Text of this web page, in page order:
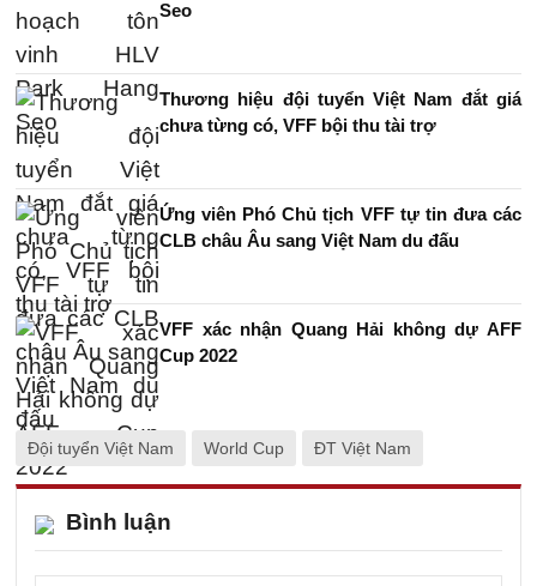
Seo
Thương hiệu đội tuyển Việt Nam đắt giá
chưa từng có, VFF bội thu tài trợ
Ứng viên Phó Chủ tịch VFF tự tin đưa các
CLB châu Âu sang Việt Nam du đấu
VFF xác nhận Quang Hải không dự AFF
Cup 2022
Đội tuyển Việt Nam World Cup ĐT Việt Nam
Bình luận